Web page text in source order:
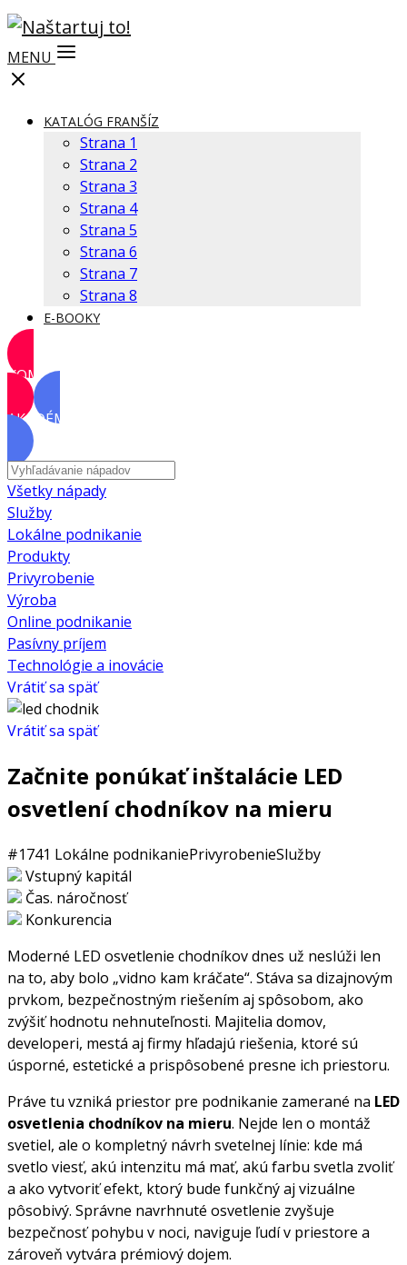
MENU
KATALÓG FRANŠÍZ
Strana 1
Strana 2
Strana 3
Strana 4
Strana 5
Strana 6
Strana 7
Strana 8
E-BOOKY
KOMUNITA
AKADÉMIA
Všetky nápady
Služby
Lokálne podnikanie
Produkty
Privyrobenie
Výroba
Online podnikanie
Pasívny príjem
Technológie a inovácie
Vrátiť sa späť
Vrátiť sa späť
Začnite ponúkať inštalácie LED
osvetlení chodníkov na mieru
#1741 Lokálne podnikaniePrivyrobenieSlužby
Vstupný kapitál
Čas. náročnosť
Konkurencia
Moderné LED osvetlenie chodníkov dnes už neslúži len
na to, aby bolo „vidno kam kráčate“. Stáva sa dizajnovým
prvkom, bezpečnostným riešením aj spôsobom, ako
zvýšiť hodnotu nehnuteľnosti. Majitelia domov,
developeri, mestá aj firmy hľadajú riešenia, ktoré sú
úsporné, estetické a prispôsobené presne ich priestoru.
Práve tu vzniká priestor pre podnikanie zamerané na LED
osvetlenia chodníkov na mieru. Nejde len o montáž
svetiel, ale o kompletný návrh svetelnej línie: kde má
svetlo viesť, akú intenzitu má mať, akú farbu svetla zvoliť
a ako vytvoriť efekt, ktorý bude funkčný aj vizuálne
pôsobivý. Správne navrhnuté osvetlenie zvyšuje
bezpečnosť pohybu v noci, naviguje ľudí v priestore a
zároveň vytvára prémiový dojem.